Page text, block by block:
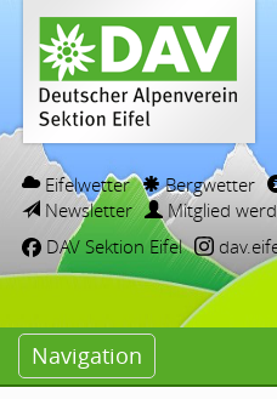
Eifelwetter Bergwetter
Newsletter
Mitglied
DAV Sektion Eifel
Navigation